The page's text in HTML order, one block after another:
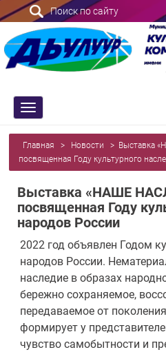
Поиск по сайту
trk
Главная > Новости > Выставка
посвященная Году культурного
Выставка «НАШЕ
посвященная Году
народов России
2022 год объявлен Годом
народов России.
наследие в образах
бережно сохраняемое,
передаваемое от
формирует у
чувство самобытности и